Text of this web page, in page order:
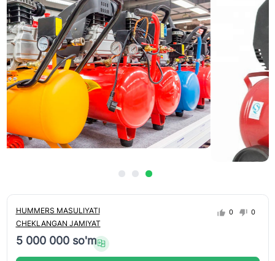
HUMMERS MASULIYATI
CHEKLANGAN JAMIYAT
0 0
5 000 000 so'm